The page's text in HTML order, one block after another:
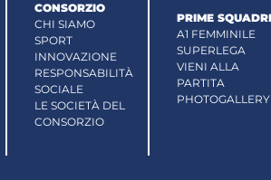
CONSORZIO
CHI SIAMO
SPORT
INNOVAZIONE
RESPONSABILITÀ
SOCIALE
LE SOCIETÀ DEL
CONSORZIO
PRIME
A1 FEMMINILE
SUPERLEGA
VIENI ALLA
PARTITA
PHOTOGALLERY